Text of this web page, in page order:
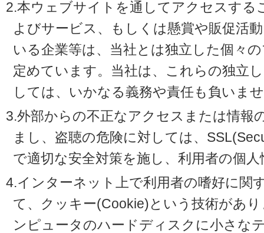
2.本ウェブサイトを通してアクセスする
よびサービス、もしくは懸賞や販促活
いる企業等は、当社とは独立した個々
定めています。当社は、これらの独立
しては、いかなる義務や責任も負いま
3.外部からの不正なアクセスまたは情報
まし、盗聴の危険に対しては、
で適切な安全対策を施し、利用者の個
4.インターネット上で利用者の嗜好に関
て、クッキー(Cookie)という技術があ
ンピュータのハードディスクに小さな